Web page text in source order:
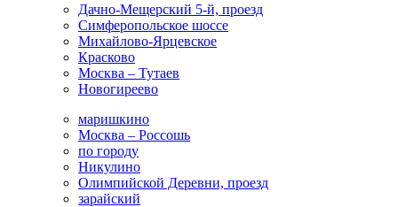
Дачно-Мещерский 5-й, проезд
Симферопольское шоссе
Михайлово-Ярцевское
Красково
Москва – Тутаев
Новогиреево
маришкино
Москва – Россошь
по городу
Никулино
Олимпийской Деревни, проезд
зарайский